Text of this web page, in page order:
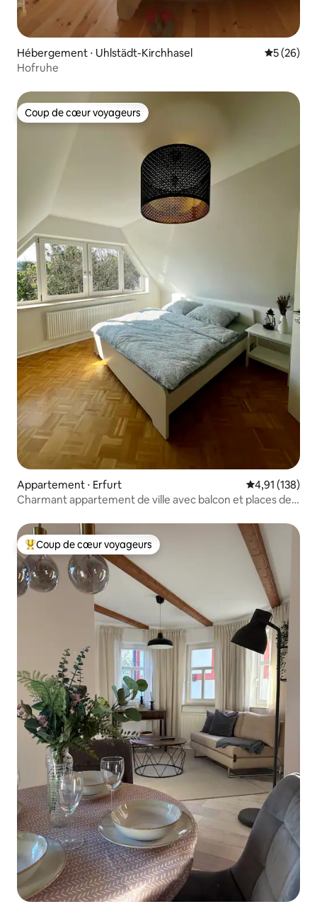
Hébergement ⋅ Uhlstädt-Kirchhasel
5 (26)
Hofruhe
Coup de cœur voyageurs
Coup de cœur voyageurs
Appartement ⋅ Erfurt Évaluation
4,91 (138)
Charmant appartement de ville avec balcon et places de
Coups de cœur voyageurs les plus appréciés
Coup de cœur voyageurs